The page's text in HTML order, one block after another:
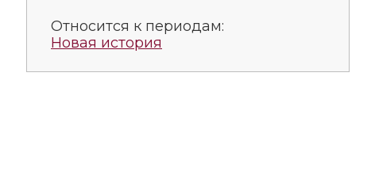
Относится к периодам:
Новая история